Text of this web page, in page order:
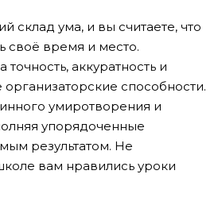
склад ума, и вы считаете, что
своё время и место.
точность, аккуратность и
способности.
умиротворения и
упорядоченные
результатом. Не
вам нравились уроки